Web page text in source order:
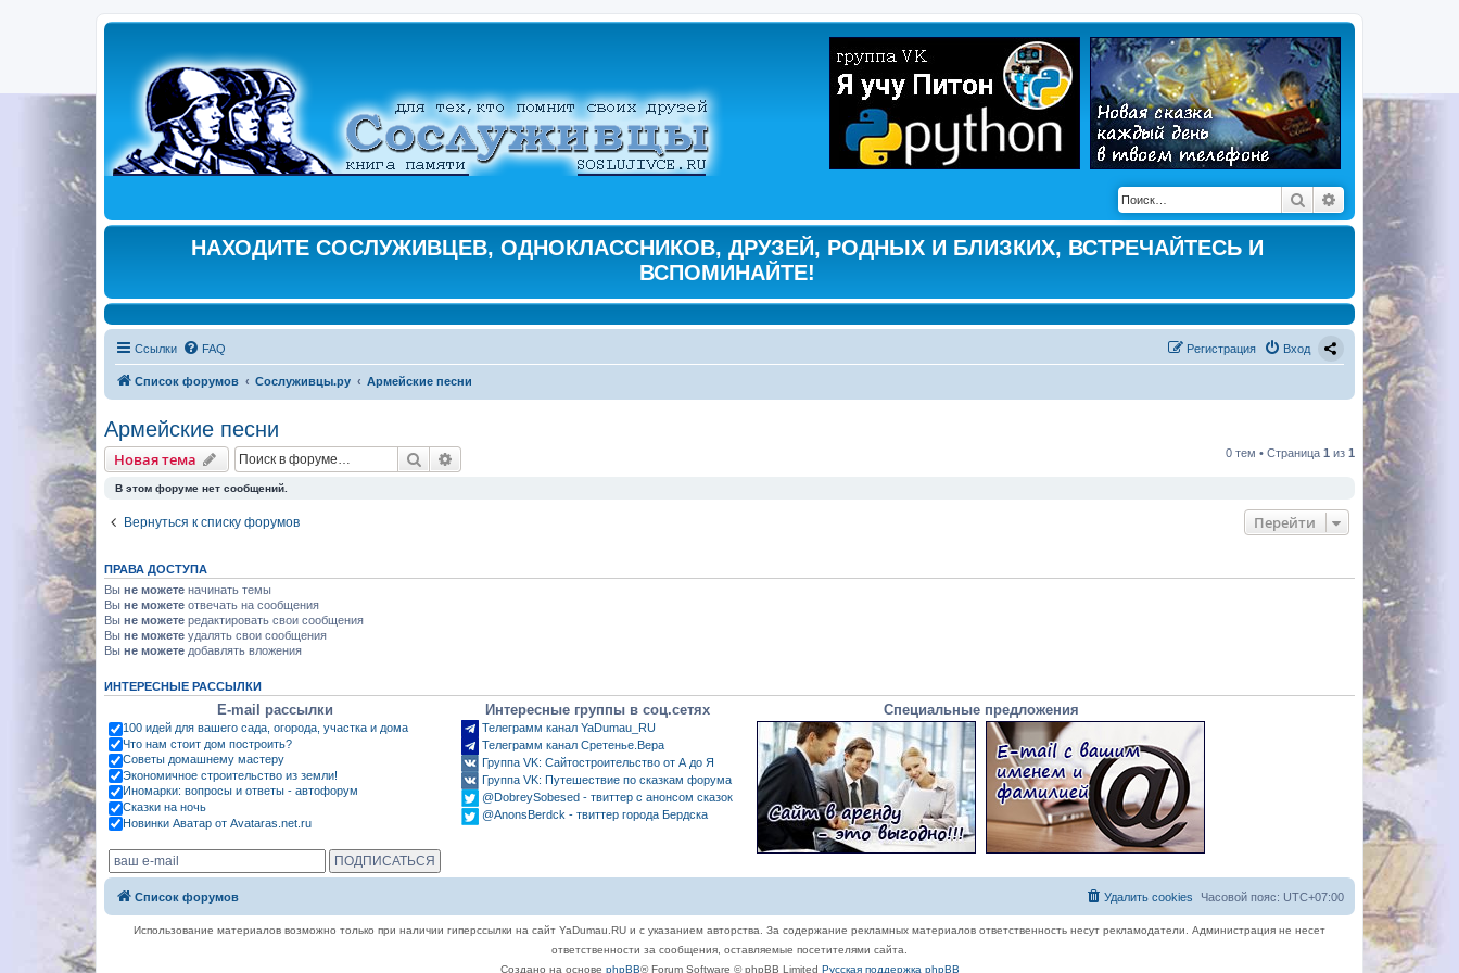
Поиск Расширенный
НАХОДИТЕ СОСЛУЖИВЦЕВ, ОДНОКЛАССНИКОВ, ДРУЗЕЙ, РОДНЫХ И БЛИЗКИХ, ВСТРЕЧАЙТЕСЬ И
ВСПОМИНАЙТЕ!
Ссылки FAQ Вход
Регистрация
Список форумов Сослуживцы.ру Армейские песни
Армейские песни
Новая тема Поиск 0 тем • Страница 1 из 1
В этом форуме нет сообщений.
Вернуться к списку форумов Перейти
ПРАВА ДОСТУПА
Вы не можете начинать темы
Вы не можете отвечать на сообщения
Вы не можете редактировать свои сообщения
Вы не можете удалять свои сообщения
Вы не можете добавлять вложения
ИНТЕРЕСНЫЕ РАССЫЛКИ
E-mail рассылки
100 идей для вашего сада, огорода, участка и дома
Что нам стоит дом построить?
Советы домашнему мастеру
Экономичное строительство из земли!
Иномарки: вопросы и ответы - автофорум
Сказки на ночь
Новинки Аватар от Avataras.net.ru
Интересные группы в соц.сетях
Телеграмм канал YaDumau_RU
Телеграмм канал Сретенье.Вера
Группа VK: Сайтостроительство от А до Я
Группа VK: Путешествие по сказкам форума
@DobreySobesed - твиттер с анонсом сказок
@AnonsBerdck - твиттер города Бердска
Специальные предложения
Список форумов Часовой пояс: UTC+07:00
Удалить cookies
Использование материалов возможно только при наличии гиперссылки на сайт YaDumau.RU и с указанием авторства. За содержание рекламных материалов ответственность несут рекламодатели. Администрация не несет
ответственности за сообщения, оставляемые посетителями сайта.
Создано на основе phpBB® Forum Software © phpBB Limited Русская поддержка phpBB